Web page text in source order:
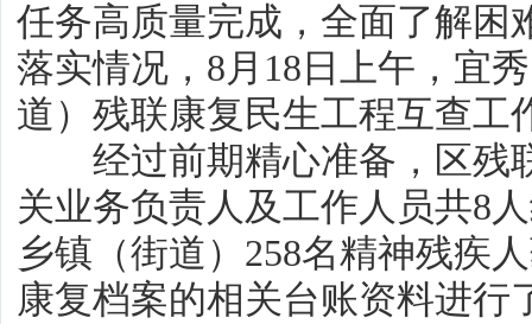
任务高质量完成，全面了解困
落实情况，8月18日上午，宜
道）残联康复民生工程互查工
经过前期精心准备，区残
关业务负责人及工作人员共8
乡镇（街道）258名精神残疾
康复档案的相关台账资料进行